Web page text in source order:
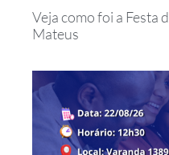
Veja como foi a Festa
Mateus